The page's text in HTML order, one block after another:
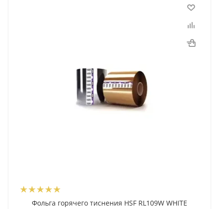
Фольга горячего тиснения HSF RL109W WHITE